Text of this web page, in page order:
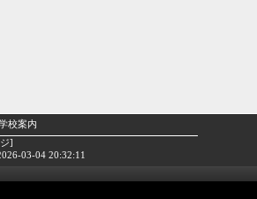
校案内
]
03-04 20:32:11